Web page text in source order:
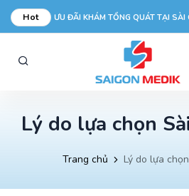
Hot ƯU ĐÃI KHÁM TỔNG QUÁT TẠI SÀI
Lý do lựa chọn
Trang chủ Lý do lựa